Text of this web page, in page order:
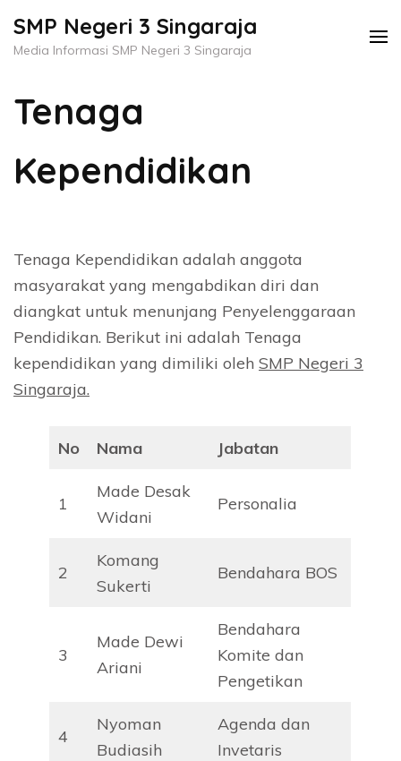
Enter)
SMP Negeri 3 Singaraja
Media Informasi SMP Negeri 3 Singaraja
Tenaga
Kependidikan
Tenaga Kependidikan adalah anggota
masyarakat yang mengabdikan diri dan
diangkat untuk menunjang Penyelenggaraan
Pendidikan. Berikut ini adalah Tenaga
kependidikan yang dimiliki oleh SMP Negeri 3
Singaraja.
No Nama Jabatan
1
Made Desak
Widani
Personalia
2
Komang
Sukerti
Bendahara BOS
3
Made Dewi
Ariani
Bendahara
Komite dan
Pengetikan
4
Nyoman
Budiasih
Agenda dan
Invetaris